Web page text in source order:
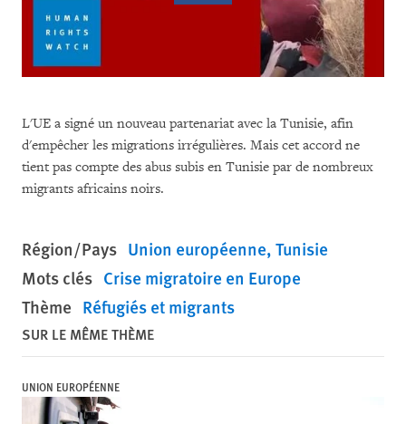
L'UE a signé un nouveau partenariat avec la Tunisie, afin
d'empêcher les migrations irrégulières. Mais cet accord ne
tient pas compte des abus subis en Tunisie par de nombreux
migrants africains noirs.
Région/Pays Union européenne Tunisie
Mots clés Crise migratoire en Europe
Thème Réfugiés et migrants
SUR LE MÊME THÈME
UNION EUROPÉENNE